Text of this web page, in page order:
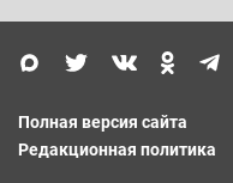
Полная версия сайта
Редакционная политика